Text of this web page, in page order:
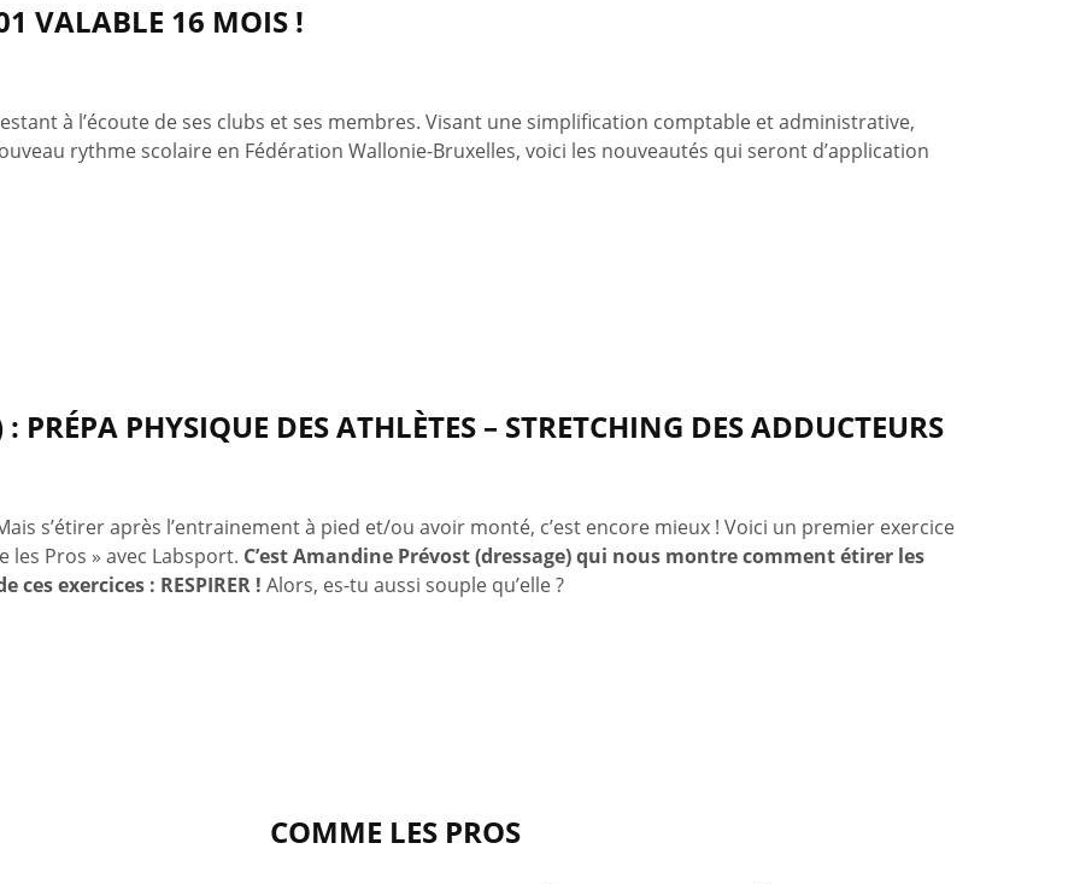
VALABLE 16 MOIS !
à l’écoute de ses clubs et ses membres. Visant une simplification comptable et administrative,
rythme scolaire en Fédération Wallonie-Bruxelles, voici les nouveautés qui seront d’application
PRÉPA PHYSIQUE DES ATHLÈTES – STRETCHING DES ADDUCTEURS
s’étirer après l’entrainement à pied et/ou avoir monté, c’est encore mieux ! Voici un premier exercice
les Pros » avec Labsport. C’est Amandine Prévost (dressage) qui nous montre comment étirer les
exercices : RESPIRER ! Alors, es-tu aussi souple qu’elle ?
COMME LES PROS